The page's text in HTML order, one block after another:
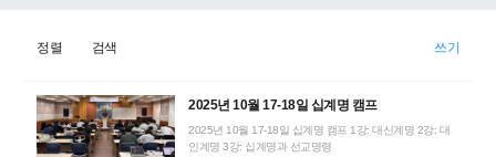
정렬 검색 쓰기
2025년 10월 17-18일 십계명 캠프
2025년 10월 17-18일 십계명 캠프 1강: 대신계명 2강: 대
인계명 3강: 십계명과 선교명령